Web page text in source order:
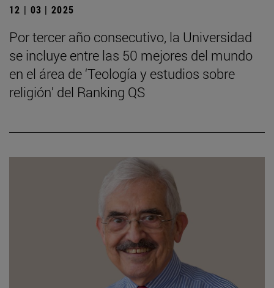
12 | 03 | 2025
Por tercer año consecutivo, la Universidad
se incluye entre las 50 mejores del mundo
en el área de ‘Teología y estudios sobre
religión’ del Ranking QS